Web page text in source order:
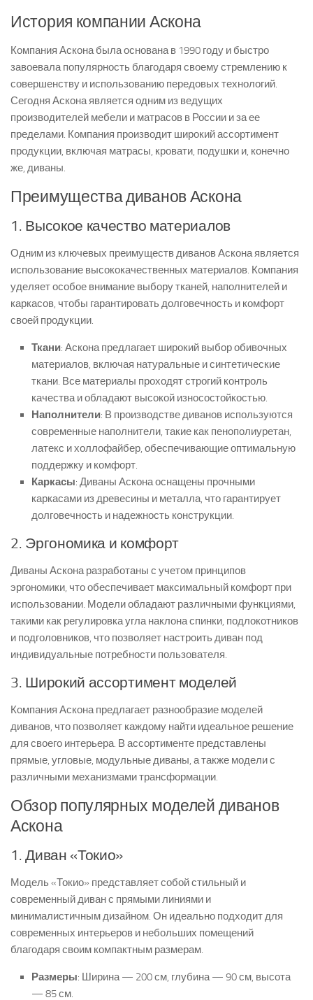
История компании Аскона
Компания Аскона была основана в 1990 году и быстро
завоевала популярность благодаря своему стремлению к
совершенству и использованию передовых технологий.
Сегодня Аскона является одним из ведущих
производителей мебели и матрасов в России и за ее
пределами. Компания производит широкий ассортимент
продукции, включая матрасы, кровати, подушки и, конечно
же, диваны.
Преимущества диванов Аскона
1. Высокое качество материалов
Одним из ключевых преимуществ диванов Аскона является
использование высококачественных материалов. Компания
уделяет особое внимание выбору тканей, наполнителей и
каркасов, чтобы гарантировать долговечность и комфорт
своей продукции.
Ткани: Аскона предлагает широкий выбор обивочных
материалов, включая натуральные и синтетические
ткани. Все материалы проходят строгий контроль
качества и обладают высокой износостойкостью.
Наполнители: В производстве диванов используются
современные наполнители, такие как пенополиуретан,
латекс и холлофайбер, обеспечивающие оптимальную
поддержку и комфорт.
Каркасы: Диваны Аскона оснащены прочными
каркасами из древесины и металла, что гарантирует
долговечность и надежность конструкции.
2. Эргономика и комфорт
Диваны Аскона разработаны с учетом принципов
эргономики, что обеспечивает максимальный комфорт при
использовании. Модели обладают различными функциями,
такими как регулировка угла наклона спинки, подлокотников
и подголовников, что позволяет настроить диван под
индивидуальные потребности пользователя.
3. Широкий ассортимент моделей
Компания Аскона предлагает разнообразие моделей
диванов, что позволяет каждому найти идеальное решение
для своего интерьера. В ассортименте представлены
прямые, угловые, модульные диваны, а также модели с
различными механизмами трансформации.
Обзор популярных моделей диванов
Аскона
1. Диван «Токио»
Модель «Токио» представляет собой стильный и
современный диван с прямыми линиями и
минималистичным дизайном. Он идеально подходит для
современных интерьеров и небольших помещений
благодаря своим компактным размерам.
Размеры: Ширина — 200 см, глубина — 90 см, высота
— 85 см.